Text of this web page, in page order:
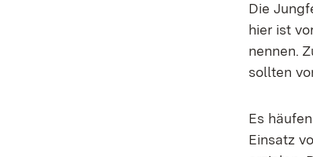
Die
hier ist
nennen.
sollten
Es
Einsatz